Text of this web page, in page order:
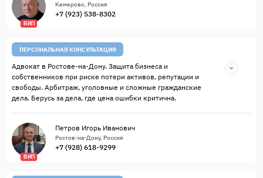
ВИП
Кемерово, Россия
+7 (923) 538-8302
ПЕРСОНАЛЬНАЯ КОНСУЛЬТАЦИЯ
Адвокат в Ростове-на-Дону. Защита бизнеса и
собственников при риске потери активов, репутации и
свободы. Арбитраж, уголовные и сложные гражданские
дела. Берусь за дела, где цена ошибки критична.
ВИП
Петров Игорь Иванович
Ростов-на-Дону, Россия
+7 (928) 618-9299